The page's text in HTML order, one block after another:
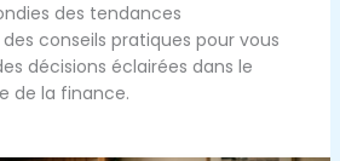
des tendances
conseils pratiques pour vous
décisions éclairées dans le
de la finance.